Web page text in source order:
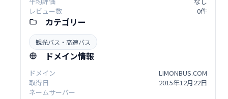
レビュー数
0件
カテゴリー
観光バス・高速バス
ドメイン情報
ドメイン
LIMONBUS.COM
取得日
2015年12月22日
ネームサーバー